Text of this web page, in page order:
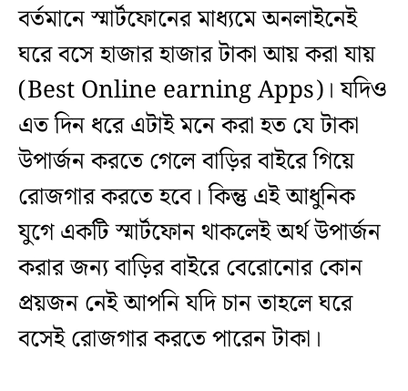
বর্তমানে স্মার্টফোনের মাধ্যমে অনলাইনেই
ঘরে বসে হাজার হাজার টাকা আয় করা যায়
(Best Online earning Apps)। যদিও
এত দিন ধরে এটাই মনে করা হত যে টাকা
উপার্জন করতে গেলে বাড়ির বাইরে গিয়ে
রোজগার করতে হবে। কিন্তু এই আধুনিক
যুগে একটি স্মার্টফোন থাকলেই অর্থ উপার্জন
করার জন্য বাড়ির বাইরে বেরোনোর কোন
প্রয়জন নেই আপনি যদি চান তাহলে ঘরে
বসেই রোজগার করতে পারেন টাকা।